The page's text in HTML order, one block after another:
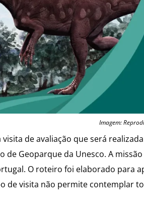
Imagem:
de avaliação que será
de Geoparque da Unesco. A
O roteiro foi elaborado para
de visita não permite contemplar